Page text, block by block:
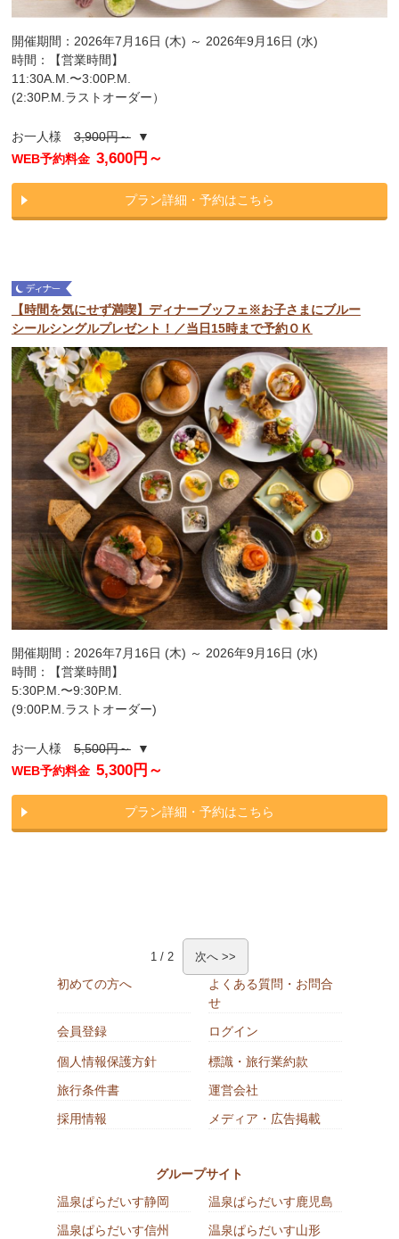
開催期間：2026年7月16日 (木) ～ 2026年9月16日 (水)
時間：【営業時間】
11:30A.M.〜3:00P.M.
(2:30P.M.ラストオーダー）
お一人様3,900円～▼
WEB予約料金 3,600円～
プラン詳細・予約はこちら
【時間を気にせず満喫】ディナーブッフェ※お子さまにブルー
シールシングルプレゼント！／当日15時まで予約ＯＫ
開催期間：2026年7月16日 (木) ～ 2026年9月16日 (水)
時間：【営業時間】
5:30P.M.〜9:30P.M.
(9:00P.M.ラストオーダー)
お一人様5,500円～▼
WEB予約料金 5,300円～
プラン詳細・予約はこちら
1 / 2 次へ >>
初めての方へ
よくある質問・お問合
せ
会員登録
ログイン
個人情報保護方針
標識・旅行業約款
旅行条件書
運営会社
採用情報
メディア・広告掲載
グループサイト
温泉ぱらだいす静岡
温泉ぱらだいす鹿児島
温泉ぱらだいす信州
温泉ぱらだいす山形